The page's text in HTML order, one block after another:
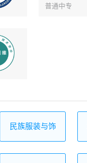
普通中专
民族服装与饰